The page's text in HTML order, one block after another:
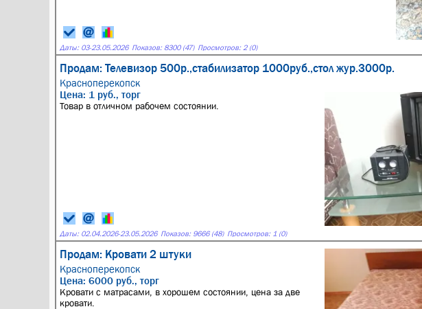
Даты: 03-23.05.2026 Показов: 8300 (47) Просмотров: 2 (0)
Продам: Телевизор 500р.,стабилизатор 1000руб.,стол жур.3000р.
Красноперекопск
Цена: 1 руб., торг
Товар в отличном рабочем состоянии.
Даты: 02.04.2026-23.05.2026 Показов: 9666 (48) Просмотров: 1 (0)
Продам: Кровати 2 штуки
Красноперекопск
Цена: 6000 руб., торг
Кровати с матрасами, в хорошем состоянии, цена за две
кровати.